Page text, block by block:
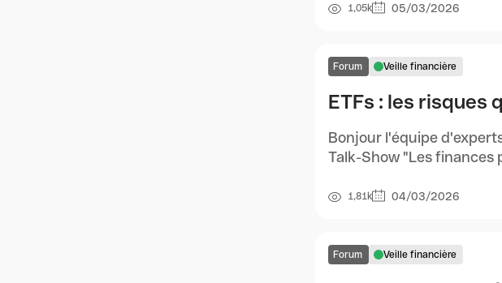
1,05k 05/03/2026
Forum Veille financière
ETFs : les risques
Bonjour l'équipe
Talk-Show "Les finances
1,81k 04/03/2026
Forum Veille financière